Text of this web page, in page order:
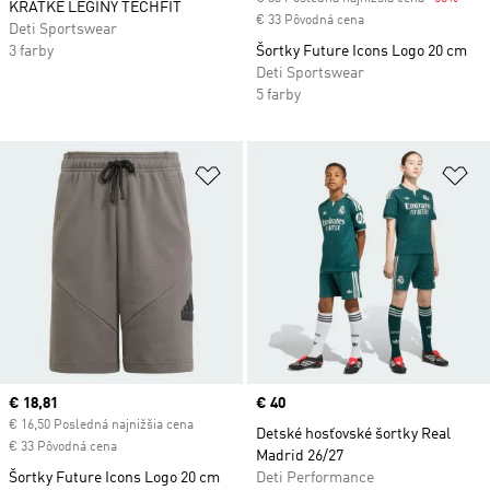
KRÁTKE LEGÍNY TECHFIT
Deti Sportswear
3 farby
€ 33 Pôvodná cena
Šortky Future Icons Logo 20 cm
Deti Sportswear
5 farby
Pridať do zoznamu želaných
Current price
€ 18,81
€ 16,50 Posledná najnižšia cena
€ 33 Pôvodná cena
Šortky Future Icons Logo 20 cm
Price
€ 40
Detské hosťovské šortky Real
Madrid 26/27
Deti Performance